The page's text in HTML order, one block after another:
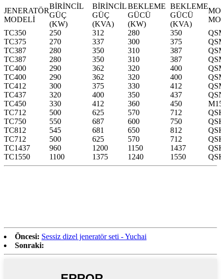
JENERATÖR
MODELİ
BİRİNCİL
GÜÇ
BİRİNCİL
GÜÇ
BEKLEME
GÜCÜ
BEKLEME
GÜCÜ
(KW) (KVA) (KW)
(KVA)
TC350
250 312 280 350
TC375
270 337 300 375
TC387
280 350 310 387
TC387
280 350 310 387
TC400
290 362 320 400
TC400
290 362 320 400
TC412
300 375 330 412
TC437
320 400 350 437
TC450
330 412 360 450
TC712
500 625 570 712
TC750
550 687 600 750
TC812
545 681 650 812
TC712
500 625 570 712
TC1437
960 1200 1150 1437
TC1550
1100 1375 1240 1550
Öncesi: Sessiz dizel jeneratör seti - Yuchai
Sonraki: